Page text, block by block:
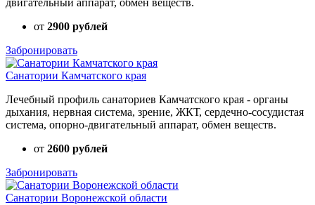
двигательный аппарат, обмен веществ.
от 2900 рублей
Забронировать
Санатории Камчатского края
Лечебный профиль санаториев Камчатского края - органы
дыхания, нервная система, зрение, ЖКТ, сердечно-сосудистая
система, опорно-двигательный аппарат, обмен веществ.
от 2600 рублей
Забронировать
Санатории Воронежской области